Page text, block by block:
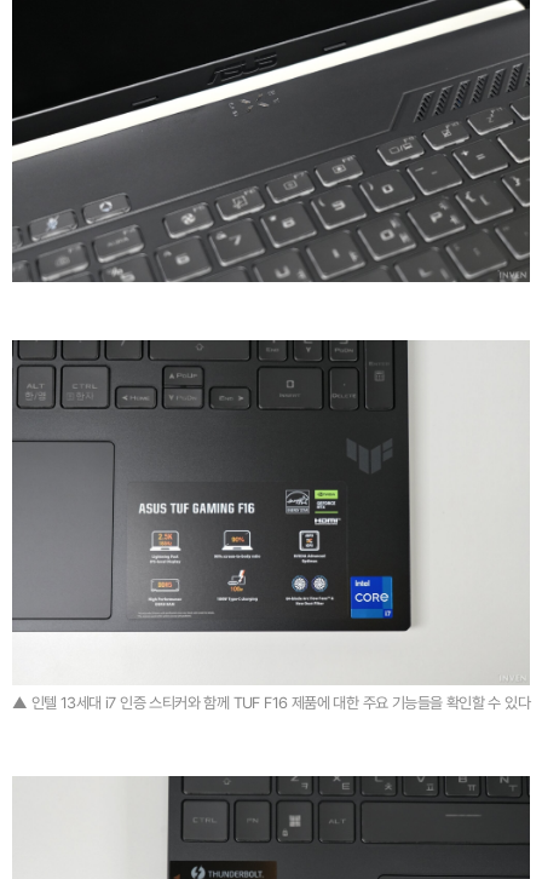
▲ 인텔 13세대 i7 인증 스티커와 함께 TUF F16 제품에 대한 주요 기능들을 확인할 수 있다